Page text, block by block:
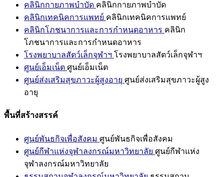
คลินิกกายภาพบำบัด คลินิกกายภาพบำบัด
คลินิกเทคนิคการแพทย์ คลินิกเทคนิคการแพทย์
คลินิกโภชนาการและการกำหนดอาหาร คลินิก
โภชนาการและการกำหนดอาหาร
โรงพยาบาลสัตว์เล็กจุฬาฯ โรงพยาบาลสัตว์เล็กจุฬาฯ
ศูนย์เอ็มเน็ต ศูนย์เอ็มเน็ต
ศูนย์ส่งเสริมสุขภาวะผู้สูงอายุ ศูนย์ส่งเสริมสุขภาวะผู้สูง
อายุ
พื้นที่สร้างสรรค์
ศูนย์พันธกิจเพื่อสังคม ศูนย์พันธกิจเพื่อสังคม
ศูนย์กีฬาแห่งจุฬาลงกรณ์มหาวิทยาลัย ศูนย์กีฬาแห่ง
จุฬาลงกรณ์มหาวิทยาลัย